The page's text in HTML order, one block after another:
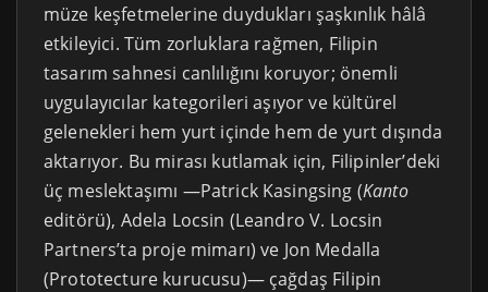
müze keşfetmelerine duydukları şaşkınlık hâlâ
etkileyici. Tüm zorluklara rağmen, Filipin
tasarım sahnesi canlılığını koruyor; önemli
uygulayıcılar kategorileri aşıyor ve kültürel
gelenekleri hem yurt içinde hem de yurt dışında
aktarıyor. Bu mirası kutlamak için, Filipinler’deki
üç meslektaşımı —Patrick Kasingsing (Kanto
editörü), Adela Locsin (Leandro V. Locsin
Partners’ta proje mimarı) ve Jon Medalla
(Prototecture kurucusu)— çağdaş Filipin